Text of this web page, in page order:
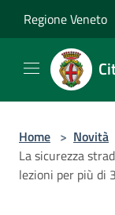
Regione Veneto
Home > Novità
La sicurezza
lezioni per più di